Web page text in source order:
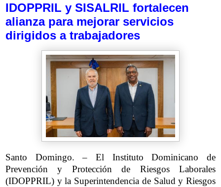
IDOPPRIL y SISALRIL fortalecen
alianza para mejorar servicios
dirigidos a trabajadores
Santo Domingo. – El Instituto Dominicano de
Prevención y Protección de Riesgos Laborales
(IDOPPRIL) y la Superintendencia de Salud y Riesgos